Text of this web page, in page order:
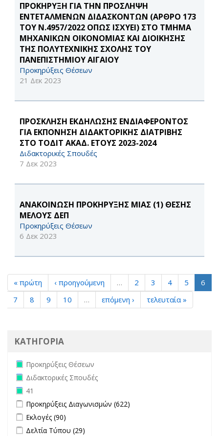
ΠΡΟΚΗΡΥΞΗ ΓΙΑ ΤΗΝ ΠΡΟΣΛΗΨΗ
ΕΝΤΕΤΑΛΜΕΝΩΝ ΔΙΔΑΣΚΟΝΤΩΝ (ΑΡΘΡΟ 173
ΤΟΥ Ν.4957/2022 ΟΠΩΣ ΙΣΧΥΕΙ) ΣΤΟ ΤΜΗΜΑ
ΜΗΧΑΝΙΚΩΝ ΟΙΚΟΝΟΜΙΑΣ ΚΑΙ ΔΙΟΙΚΗΣΗΣ
ΤΗΣ ΠΟΛΥΤΕΧΝΙΚΗΣ ΣΧΟΛΗΣ ΤΟΥ
ΠΑΝΕΠΙΣΤΗΜΙΟΥ ΑΙΓΑΙΟΥ
Προκηρύξεις Θέσεων
21 Δεκ 2023
ΠΡΟΣΚΛΗΣΗ ΕΚΔΗΛΩΣΗΣ ΕΝΔΙΑΦΕΡΟΝΤΟΣ
ΓΙΑ ΕΚΠΟΝΗΣΗ ΔΙΔΑΚΤΟΡΙΚΗΣ ΔΙΑΤΡΙΒΗΣ
ΣΤΟ ΤΟΔΙΤ ΑΚΑΔ. ΕΤΟΥΣ 2023-2024
Διδακτορικές Σπουδές
7 Δεκ 2023
ΑΝΑΚΟΙΝΩΣΗ ΠΡΟΚΗΡΥΞΗΣ ΜΙΑΣ (1) ΘΕΣΗΣ
ΜΕΛΟΥΣ ΔΕΠ
Προκηρύξεις Θέσεων
6 Δεκ 2023
« πρώτη ‹ προηγούμενη … 2 3 4 5
6
7
8 9 10 … επόμενη › τελευταία »
ΚΑΤΗΓΟΡΙΑ
Remove Προκηρύξεις Θέσεων filter
Προκηρύξεις Θέσεων
Remove Διδακτορικές Σπουδές filter
Διδακτορικές Σπουδές
Remove 41 filter
41
Apply Προκηρύξεις Διαγωνισμών filter
Προκηρύξεις Διαγωνισμών (622)
Apply Εκλογές filter
Εκλογές (90)
Apply Δελτία Τύπου filter
Δελτία Τύπου (29)